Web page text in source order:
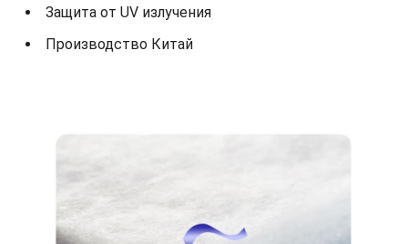
Защита от UV излучения
Производство Китай